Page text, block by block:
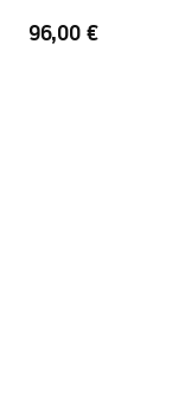
96,00 €